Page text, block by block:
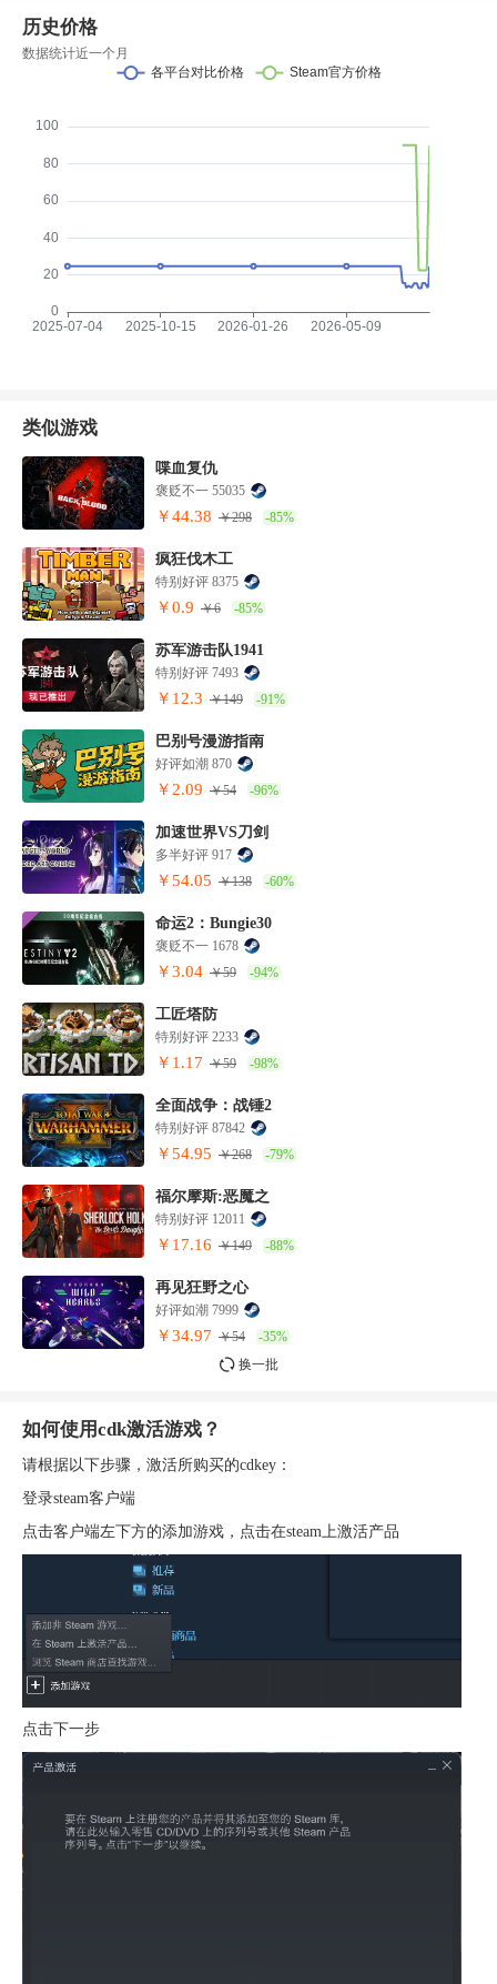
历史价格
数据统计近一个月
类似游戏
喋血复仇
褒贬不一 55035
￥44.38 ￥298 -85%
疯狂伐木工
特别好评 8375
￥0.9 ￥6 -85%
苏军游击队1941
特别好评 7493
￥12.3 ￥149 -91%
巴别号漫游指南
好评如潮 870
￥2.09 ￥54 -96%
加速世界VS刀剑
多半好评 917
￥54.05 ￥138 -60%
命运2：Bungie30
褒贬不一 1678
￥3.04 ￥59 -94%
工匠塔防
特别好评 2233
￥1.17 ￥59 -98%
全面战争：战锤2
特别好评 87842
￥54.95 ￥268 -79%
福尔摩斯:恶魔之
特别好评 12011
￥17.16 ￥149 -88%
再见狂野之心
好评如潮 7999
￥34.97 ￥54
-35%
换一批
如何使用cdk激活游戏？
请根据以下步骤，激活所购买的cdkey：
登录steam客户端
点击客户端左下方的添加游戏，点击在steam上激活产品
点击下一步